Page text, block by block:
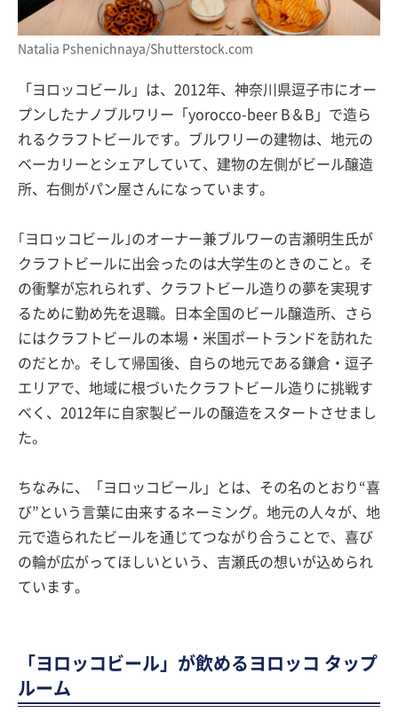
Natalia Pshenichnaya/Shutterstock.com
「ヨロッコビール」は、2012年、神奈川県逗子市にオー
プンしたナノブルワリー「yorocco-beer B＆B」で造ら
れるクラフトビールです。ブルワリーの建物は、地元の
ベーカリーとシェアしていて、建物の左側がビール醸造
所、右側がパン屋さんになっています。
｢ヨロッコビール｣のオーナー兼ブルワーの吉瀬明生氏が
クラフトビールに出会ったのは大学生のときのこと。そ
の衝撃が忘れられず、クラフトビール造りの夢を実現す
るために勤め先を退職。日本全国のビール醸造所、さら
にはクラフトビールの本場・米国ポートランドを訪れた
のだとか。そして帰国後、自らの地元である鎌倉・逗子
エリアで、地域に根づいたクラフトビール造りに挑戦す
べく、2012年に自家製ビールの醸造をスタートさせまし
た。
ちなみに、「ヨロッコビール」とは、その名のとおり“喜
び”という言葉に由来するネーミング。地元の人々が、地
元で造られたビールを通じてつながり合うことで、喜び
の輪が広がってほしいという、吉瀬氏の想いが込められ
ています。
「ヨロッコビール」が飲めるヨロッコ タップ
ルーム